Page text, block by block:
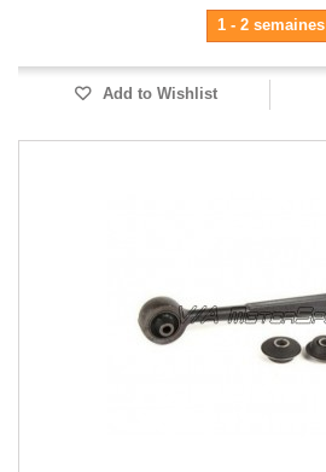
1 - 2 semaines
Add to Wishlist